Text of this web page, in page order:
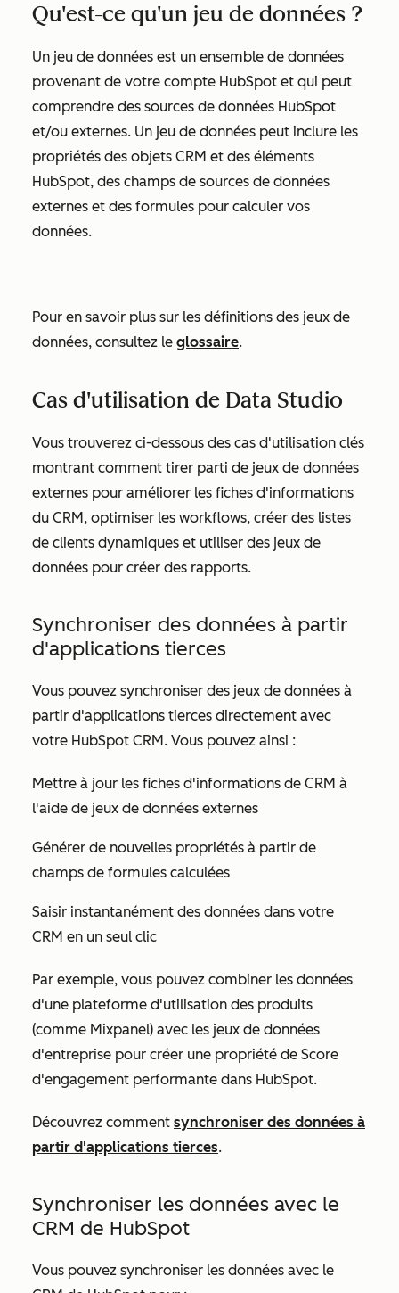
Qu'est-ce qu'un jeu de données ?
Un jeu de données est un ensemble de données
provenant de votre compte HubSpot et qui peut
comprendre des sources de données HubSpot
et/ou externes. Un jeu de données peut inclure les
propriétés des objets CRM et des éléments
HubSpot, des champs de sources de données
externes et des formules pour calculer vos
données.
Pour en savoir plus sur les définitions des jeux de
données, consultez le glossaire.
Cas d'utilisation de Data Studio
Vous trouverez ci-dessous des cas d'utilisation clés
montrant comment tirer parti de jeux de données
externes pour améliorer les fiches d'informations
du CRM, optimiser les workflows, créer des listes
de clients dynamiques et utiliser des jeux de
données pour créer des rapports.
Synchroniser des données à partir
d'applications tierces
Vous pouvez synchroniser des jeux de données à
partir d'applications tierces directement avec
votre HubSpot CRM. Vous pouvez ainsi :
Mettre à jour les fiches d'informations de CRM à
l'aide de jeux de données externes
Générer de nouvelles propriétés à partir de
champs de formules calculées
Saisir instantanément des données dans votre
CRM en un seul clic
Par exemple, vous pouvez combiner les données
d'une plateforme d'utilisation des produits
(comme Mixpanel) avec les jeux de données
d'entreprise pour créer une propriété de Score
d'engagement performante dans HubSpot.
Découvrez comment synchroniser des données à
partir d'applications tierces.
Synchroniser les données avec le
CRM de HubSpot
Vous pouvez synchroniser les données avec le